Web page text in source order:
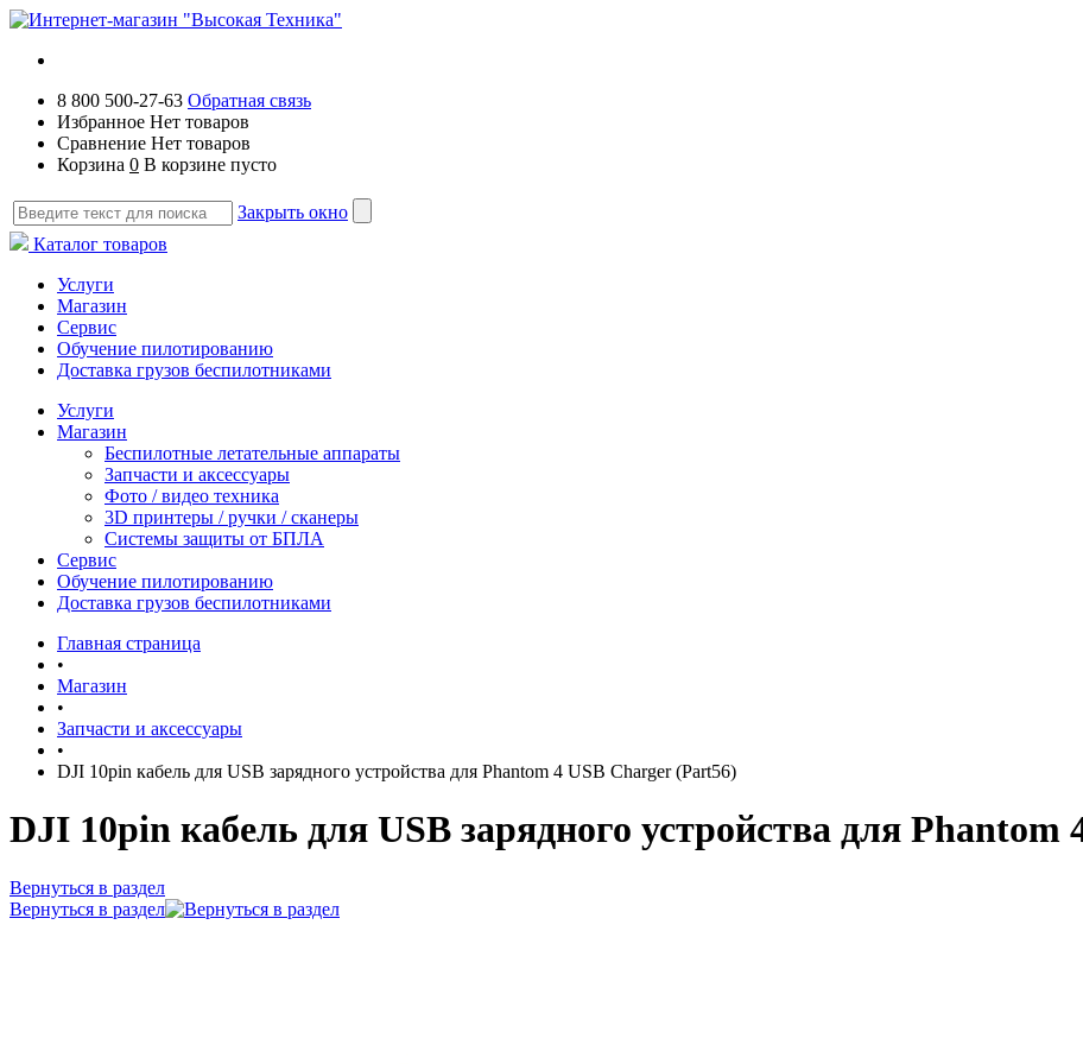
8 800 500-27-63 Обратная связь
Избранное Нет товаров
Сравнение Нет товаров
Корзина 0 В корзине пусто
Закрыть окно
Каталог товаров
Услуги
Магазин
Сервис
Обучение пилотированию
Доставка грузов беспилотниками
Услуги
Магазин
Беспилотные летательные аппараты
Запчасти и аксессуары
Фото / видео техника
3D принтеры / ручки / сканеры
Системы защиты от БПЛА
Сервис
Обучение пилотированию
Доставка грузов беспилотниками
Главная страница
•
Магазин
•
Запчасти и аксессуары
•
DJI 10pin кабель для USB зарядного устройства для Phantom 4 USB Charger (Part56)
DJI 10pin кабель для USB зарядного устройства для
Вернуться в раздел
Вернуться в раздел